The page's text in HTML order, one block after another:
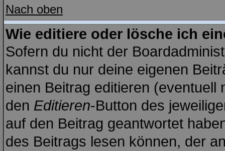
Nach oben
Wie editiere oder lösche ich
Sofern du nicht der
kannst du nur deine eigenen
einen Beitrag editieren
den Editieren-Button des
auf den Beitrag geantwortet
des Beitrags lesen können, der